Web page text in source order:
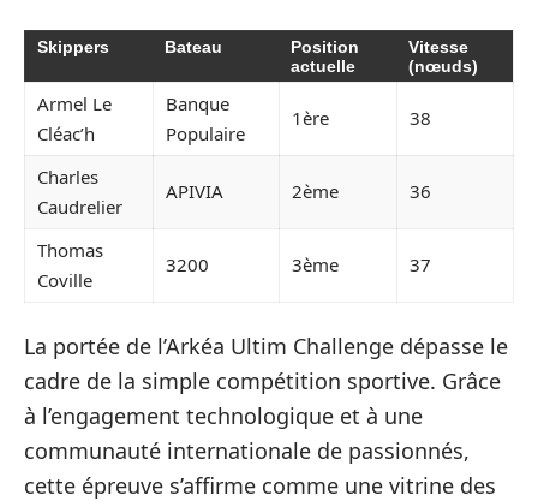
Skippers Bateau
Position
actuelle
Vitesse
(nœuds)
Armel Le
Cléac’h
Banque
Populaire
1ère 38
Charles
Caudrelier
APIVIA 2ème 36
Thomas
Coville
3200 3ème 37
La portée de l’Arkéa Ultim Challenge dépasse le
cadre de la simple compétition sportive. Grâce
à l’engagement technologique et à une
communauté internationale de passionnés,
cette épreuve s’affirme comme une vitrine des